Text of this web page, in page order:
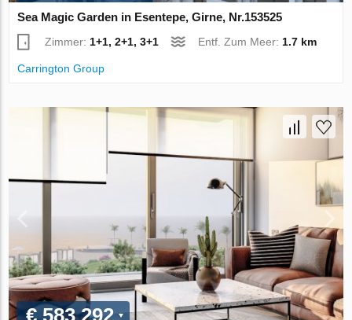
Sea Magic Garden in Esentepe, Girne, Nr.153525
Zimmer: 1+1, 2+1, 3+1 Entf. Zum Meer: 1.7 km
Carrington Group